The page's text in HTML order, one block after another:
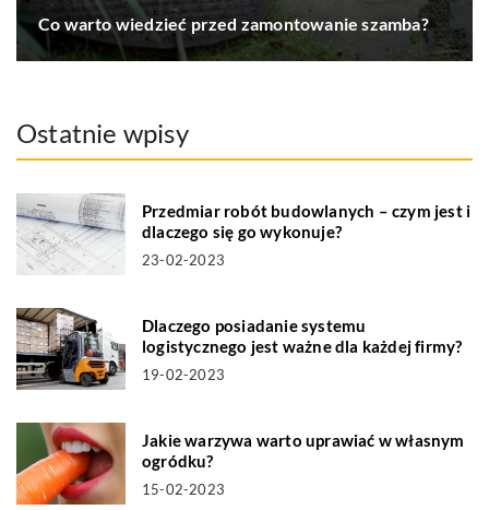
Co warto wiedzieć przed zamontowanie szamba?
Ostatnie wpisy
Przedmiar robót budowlanych – czym jest i
dlaczego się go wykonuje?
23-02-2023
Dlaczego posiadanie systemu
logistycznego jest ważne dla każdej firmy?
19-02-2023
Jakie warzywa warto uprawiać w własnym
ogródku?
15-02-2023